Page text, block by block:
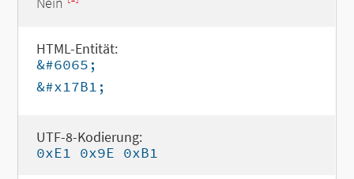
HTML-Entität:
&#6065;
&#x17B1;
UTF-8-Kodierung:
0xE1 0x9E 0xB1